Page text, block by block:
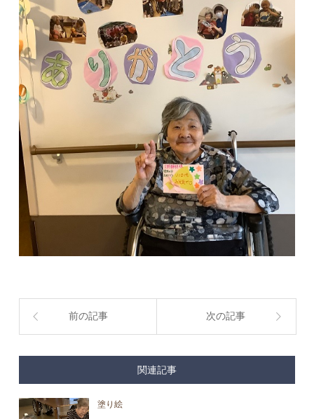
前の記事 次の記事
関連記事
塗り絵